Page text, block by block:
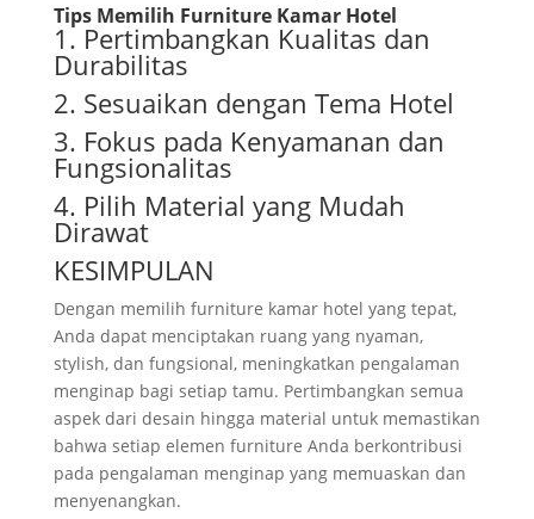
Tips Memilih Furniture Kamar Hotel
1. Pertimbangkan Kualitas dan
Durabilitas
2. Sesuaikan dengan Tema Hotel
3. Fokus pada Kenyamanan dan
Fungsionalitas
4. Pilih Material yang Mudah
Dirawat
KESIMPULAN
Dengan memilih furniture kamar hotel yang tepat,
Anda dapat menciptakan ruang yang nyaman,
stylish, dan fungsional, meningkatkan pengalaman
menginap bagi setiap tamu. Pertimbangkan semua
aspek dari desain hingga material untuk memastikan
bahwa setiap elemen furniture Anda berkontribusi
pada pengalaman menginap yang memuaskan dan
menyenangkan.